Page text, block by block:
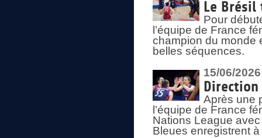
Le
Pour
l’équipe de France
champion du monde
belles séquences.
15/06/2026
Après une
l’équipe de France
Nations League
Bleues enregistrent